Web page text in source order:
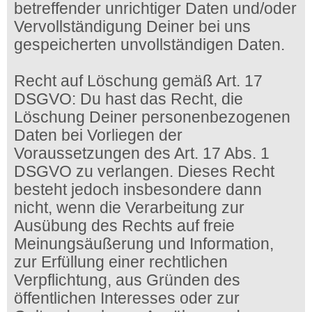
betreffender unrichtiger Daten und/oder
Vervollständigung Deiner bei uns
gespeicherten unvollständigen Daten.
Recht auf Löschung gemäß Art. 17
DSGVO: Du hast das Recht, die
Löschung Deiner personenbezogenen
Daten bei Vorliegen der
Voraussetzungen des Art. 17 Abs. 1
DSGVO zu verlangen. Dieses Recht
besteht jedoch insbesondere dann
nicht, wenn die Verarbeitung zur
Ausübung des Rechts auf freie
Meinungsäußerung und Information,
zur Erfüllung einer rechtlichen
Verpflichtung, aus Gründen des
öffentlichen Interesses oder zur